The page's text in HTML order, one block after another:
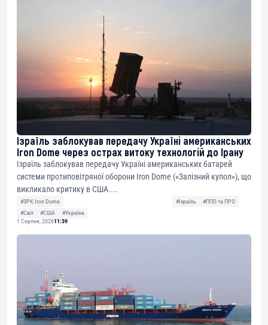
Ізраїль заблокував передачу Україні американських
Iron Dome через острах витоку технологій до Ірану
Ізраїль заблокував передачу Україні американських батарей
системи протиповітряної оборони Iron Dome («Залізний купол»), що
викликало критику в США....
#ЗРК Iron Dome #Ізраїль
#ППО та ПРО
#Світ
#США
#Україна
1 Серпня, 202611:39